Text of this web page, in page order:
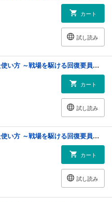
カート
試し読み
治癒魔法の間違った使い方 ～戦場を駆ける回復要員～(4)
カート
試し読み
治癒魔法の間違った使い方 ～戦場を駆ける回復要員～(5)
カート
試し読み